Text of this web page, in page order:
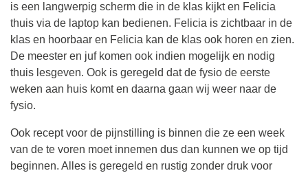
is een langwerpig scherm die in de klas kijkt en Felicia
thuis via de laptop kan bedienen. Felicia is zichtbaar in de
klas en hoorbaar en Felicia kan de klas ook horen en zien.
De meester en juf komen ook indien mogelijk en nodig
thuis lesgeven. Ook is geregeld dat de fysio de eerste
weken aan huis komt en daarna gaan wij weer naar de
fysio.
Ook recept voor de pijnstilling is binnen die ze een week
van de te voren moet innemen dus dan kunnen we op tijd
beginnen. Alles is geregeld en rustig zonder druk voor